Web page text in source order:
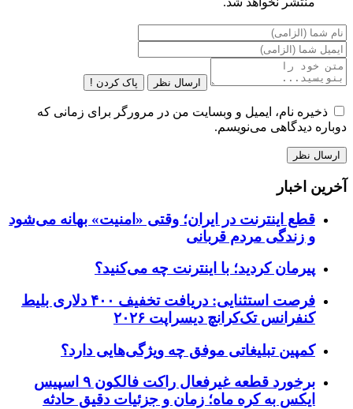
ارسال نظر پاک کردن !
ذخیره نام، ایمیل و وبسایت من در مرورگر برای زمانی که
دوباره دیدگاهی می‌نویسم.
آخرین اخبار
قطع اینترنت در ایران؛ وقتی «امنیت» بهانه می‌شود
و زندگی مردم قربانی
پیرمان کردید؛ با اینترنت چه می‌کنید؟
فرصت استثنایی: دریافت تخفیف ۴۰۰ دلاری بلیط
کنفرانس تک‌کرانچ دیسراپت ۲۰۲۶
کمپین تبلیغاتی موفق چه ویژگی‌هایی دارد؟
برخورد قطعه غیرفعال راکت فالکون ۹ اسپیس
ایکس به کره ماه؛ زمان و جزئیات دقیق حادثه